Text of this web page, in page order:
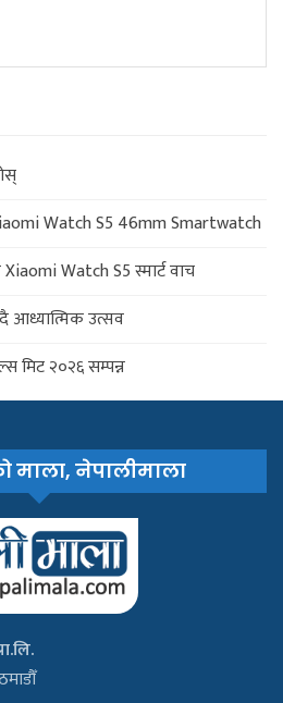
Watch S5 46mm Smartwatch
Watch S5 स्मार्ट वाच
आध्यात्मिक उत्सव
मिट २०२६ सम्पन्न
माला, नेपालीमाला